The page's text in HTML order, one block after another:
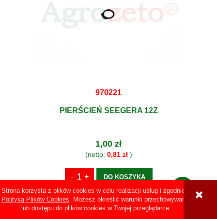
Strona korzysta z plików cookies w celu realizacji usług i zgodnie z
Polityką Plików Cookies. Możesz określić warunki przechowywania
lub dostępu do plików cookies w Twojej przeglądarce.
970221
PIERŚCIEŃ SEEGERA 12Z
1,00 zł
(netto: 0,81 zł)
DO KOSZYKA